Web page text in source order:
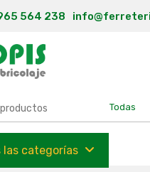
564 238
las categorías